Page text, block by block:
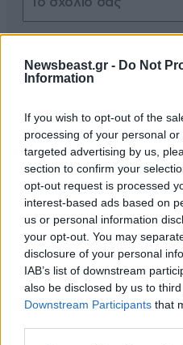
Newsbeast.gr - Do Not
Information
If you wish to opt-out of the
processing of your personal
targeted advertising by us,
section to confirm your
opt-out request is processed
interest-based ads based on
us or personal information
your opt-out. You may
disclosure of your personal
IAB’s list of downstream
also be disclosed by us to
Downstream Participants that
Διαβάστε και ακολουθήστε
Οποιος... 16·06·2026
δεν ήταν Άρης ας σηκώσει
Απαντήστε